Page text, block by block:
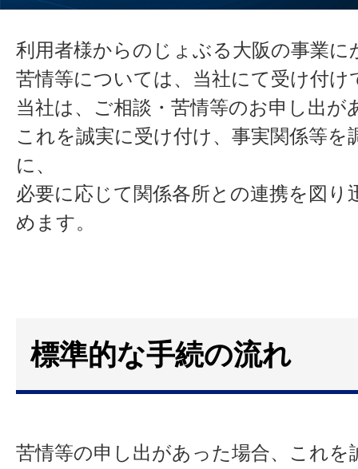
利用者様からのじょぶる大阪の事業に
苦情等については、当社にて受け付け
当社は、ご相談・苦情等のお申し出が
これを誠実に受け付け、事実関係等を
に、
必要に応じて関係各所との連携を図り
めます。
標準的な手続の流れ
苦情等の申し出があった場合、これを